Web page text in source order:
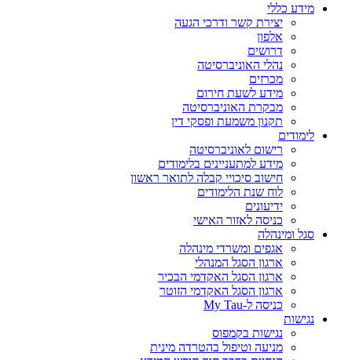
מידע כללי
יצירת קשר ודרכי הגעה
אלפון
דרושים
נהלי האוניברסיטה
מכרזים
מידע לשעת חירום
מבקרת האוניברסיטה
תקנון משמעת ופסקי דין
לימודים
רישום לאוניברסיטה
מידע למתעניינים בלימודים
חישוב סיכויי קבלה לתואר ראשון
לוח שנת הלימודים
ידיעונים
כניסה לאזור האישי
סגל ומינהלה
אגפים ומשרדי מינהלה
ארגון הסגל המנהלי
ארגון הסגל האקדמי הבכיר
ארגון הסגל האקדמי הזוטר
כניסה ל-My Tau
נגישות
נגישות בקמפוס
מניעה וטיפול בהטרדה מינית